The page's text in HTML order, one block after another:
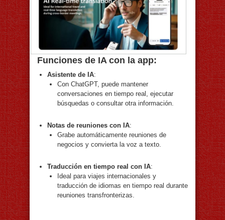
Funciones de IA con la app:
Asistente de IA:
Con ChatGPT, puede mantener
conversaciones en tiempo real, ejecutar
búsquedas o consultar otra información.
Notas de reuniones con IA:
Grabe automáticamente reuniones de
negocios y convierta la voz a texto.
Traducción en tiempo real con IA:
Ideal para viajes internacionales y
traducción de idiomas en tiempo real durante
reuniones transfronterizas.